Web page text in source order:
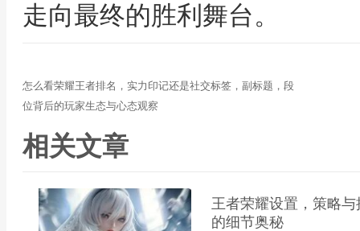
走向最终的胜利舞台。
怎么看荣耀王者排名，实力印记还是社交标签，副标题，段
位背后的玩家生态与心态观察
相关文章
王者荣耀设置，策略
的细节奥秘